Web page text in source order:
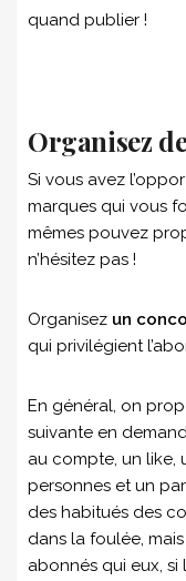
quand publier !
Organisez
Si vous avez
marques qui vous
mêmes pouvez
n’hésitez pas !
Organisez un
qui privilégient
En général, on
suivante en
au compte, un like,
personnes et un
des habitués des
dans la foulée,
abonnés qui eux,